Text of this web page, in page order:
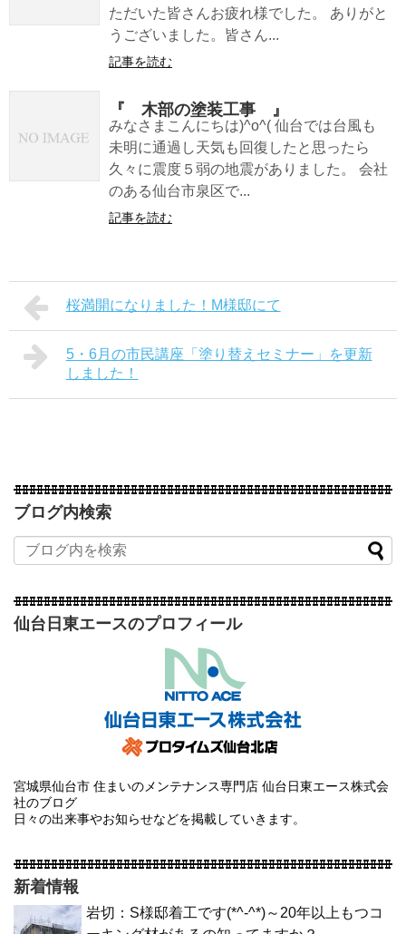
ただいた皆さんお疲れ様でした。 ありがと
うございました。皆さん...
記事を読む
『 木部の塗装工事 』
みなさまこんにちは)^o^( 仙台では台風も
未明に通過し天気も回復したと思ったら
久々に震度５弱の地震がありました。 会社
のある仙台市泉区で...
記事を読む
桜満開になりました！M様邸にて
5・6月の市民講座「塗り替えセミナー」を更新
しました！
ブログ内検索
仙台日東エースのプロフィール
宮城県仙台市 住まいのメンテナンス専門店 仙台日東エース株式会
社のブログ
日々の出来事やお知らせなどを掲載していきます。
新着情報
岩切：S様邸着工です(*^-^*)～20年以上もつコ